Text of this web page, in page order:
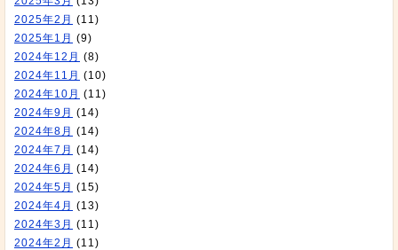
2025年2月 (11)
2025年1月 (9)
2024年12月 (8)
2024年11月 (10)
2024年10月 (11)
2024年9月 (14)
2024年8月 (14)
2024年7月 (14)
2024年6月 (14)
2024年5月 (15)
2024年4月 (13)
2024年3月 (11)
2024年2月 (11)